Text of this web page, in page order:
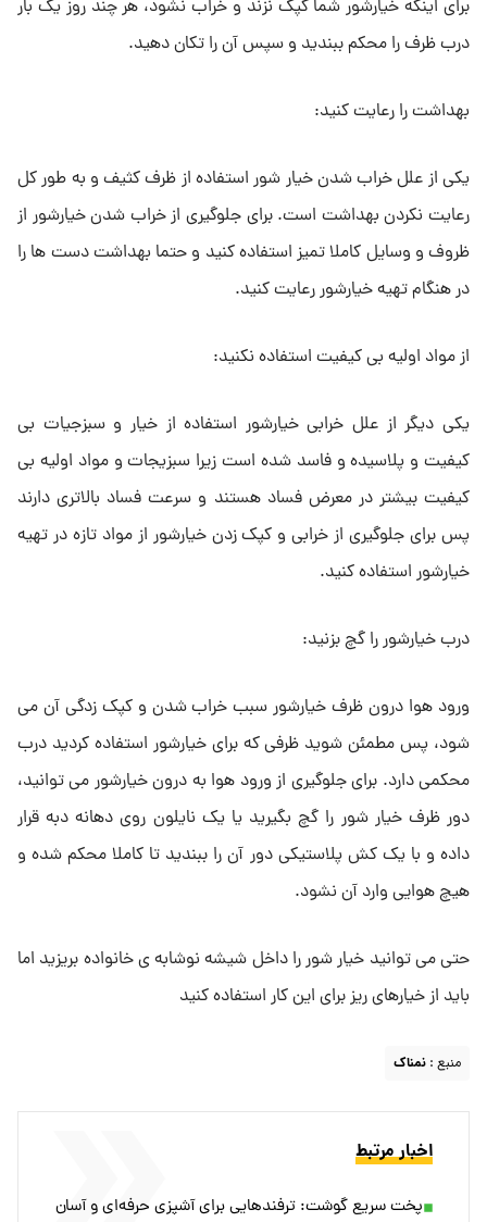
برای اینکه خیارشور شما کپک نزند و خراب نشود، هر چند روز یک بار
درب ظرف را محکم ببندید و سپس آن را تکان دهید.
بهداشت را رعایت کنید:
یکی از علل خراب شدن خیار شور استفاده از ظرف کثیف و به طور کل
رعایت نکردن بهداشت است. برای جلوگیری از خراب شدن خیارشور از
ظروف و وسایل کاملا تمیز استفاده کنید و حتما بهداشت دست ها را
در هنگام تهیه خیارشور رعایت کنید.
از مواد اولیه بی کیفیت استفاده نکنید:
یکی دیگر از علل خرابی خیارشور استفاده از خیار و سبزجیات بی
کیفیت و پلاسیده و فاسد شده است زیرا سبزیجات و مواد اولیه بی
کیفیت بیشتر در معرض فساد هستند و سرعت فساد بالاتری دارند
پس برای جلوگیری از خرابی و کپک زدن خیارشور از مواد تازه در تهیه
خیارشور استفاده کنید.
درب خیارشور را گچ بزنید:
ورود هوا درون ظرف خیارشور سبب خراب شدن و کپک زدگی آن می
شود، پس مطمئن شوید ظرفی که برای خیارشور استفاده کردید درب
محکمی دارد. برای جلوگیری از ورود هوا به درون خیارشور می توانید،
دور ظرف خیار شور را گچ بگیرید یا یک نایلون روی دهانه دبه قرار
داده و با یک کش پلاستیکی دور آن را ببندید تا کاملا محکم شده و
هیچ هوایی وارد آن نشود.
حتی می توانید خیار شور را داخل شیشه نوشابه ی خانواده بریزید اما
باید از خیارهای ریز برای این کار استفاده کنید
منبع : نمناک
اخبار مرتبط
پخت سریع گوشت: ترفندهایی برای آشپزی حرفه‌ای و آسان